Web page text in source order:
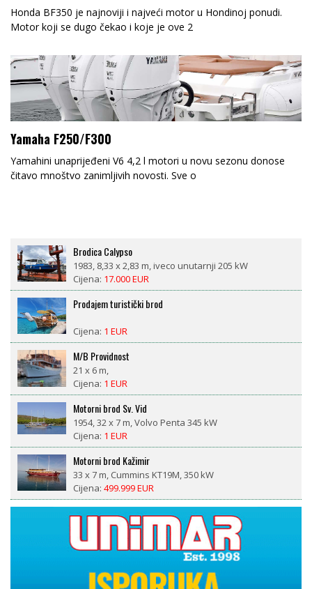
Honda BF350 je najnoviji i najveći motor u Hondinoj ponudi.
Motor koji se dugo čekao i koje je ove 2
Yamaha F250/F300
Yamahini unaprijeđeni V6 4,2 l motori u novu sezonu donose
čitavo mnoštvo zanimljivih novosti. Sve o
Brodica Calypso
1983, 8,33 x 2,83 m, iveco unutarnji 205 kW
Cijena: 17.000 EUR
Prodajem turistički brod
Cijena: 1 EUR
M/B Providnost
21 x 6 m,
Cijena: 1 EUR
Motorni brod Sv. Vid
1954, 32 x 7 m, Volvo Penta 345 kW
Cijena: 1 EUR
Motorni brod Kažimir
33 x 7 m, Cummins KT19M, 350 kW
Cijena: 499.999 EUR
LM 27 motorsailor
1981, 8,4 x 2,6 m, Nani 29 ks diesel
Cijena:
18.500 EUR
CROWNLINE BAYSIDE 765 AC – prikolica uključena, 377
radnih sati, spreman za sezonu